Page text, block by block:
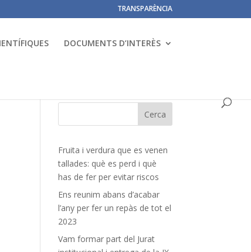
TRANSPARÈNCIA
DOCUMENTS D’INTERÈS
Fruita i verdura que es venen
tallades: què es perd i què
has de fer per evitar riscos
Ens reunim abans d’acabar
l’any per fer un repàs de tot el
2023
Vam formar part del Jurat